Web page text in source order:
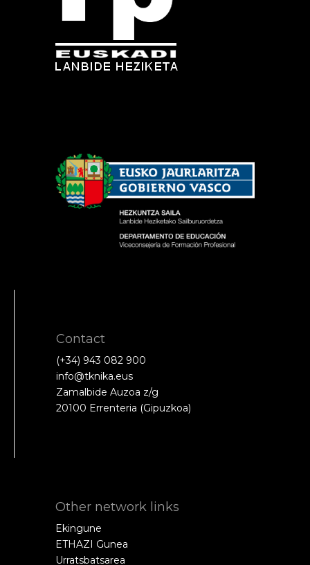
Contact
(+34) 943 082 900
info@tknika.eus
Zamalbide Auzoa z/g
20100 Errenteria (Gipuzkoa)
Other network links
Ekingune
ETHAZI Gunea
Urratsbatsarea